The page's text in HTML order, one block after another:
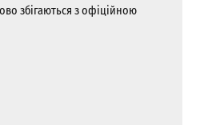
збігаються з офіційною